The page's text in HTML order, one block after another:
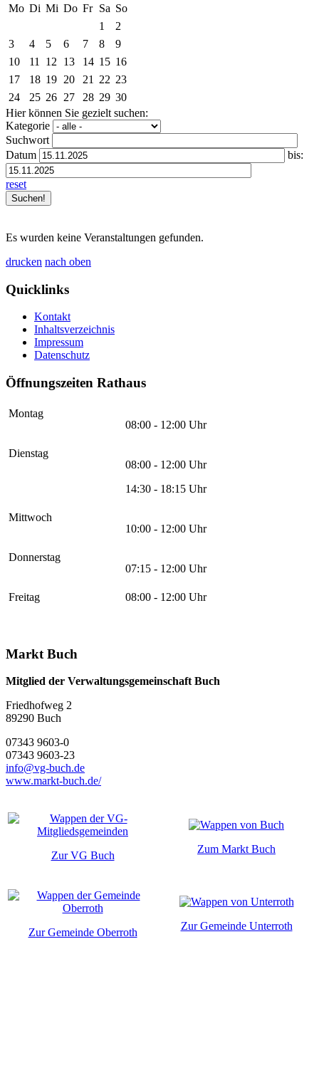
Mo Di Mi Do Fr Sa So
1
2
3
4 5 6 7 8
9
10
11 12 13 14 15 16
17
18 19 20 21 22 23
24
25 26 27 28 29 30
Hier können Sie gezielt suchen:
Kategorie
Suchwort
Datum
bis:
reset
Es wurden keine Veranstaltungen gefunden.
drucken nach oben
Quicklinks
Kontakt
Inhaltsverzeichnis
Impressum
Datenschutz
Öffnungszeiten Rathaus
Montag
08:00 - 12:00 Uhr
Dienstag
08:00 - 12:00 Uhr
14:30 - 18:15 Uhr
Mittwoch
10:00 - 12:00 Uhr
Donnerstag
07:15 - 12:00 Uhr
Freitag 08:00 - 12:00 Uhr
Markt Buch
Mitglied der Verwaltungsgemeinschaft Buch
Friedhofweg 2
89290 Buch
07343 9603-0
07343 9603-23
info@vg-buch.de
www.markt-buch.de/
Zur VG Buch
Zum Markt Buch
Zur Gemeinde Oberroth
Zur Gemeinde Unterroth